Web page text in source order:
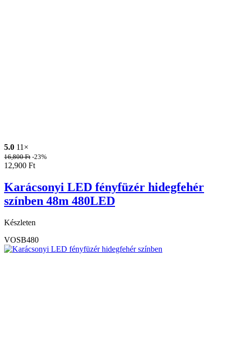
5.0 11×
16,800Ft -23%
12,900 Ft
Karácsonyi LED fényfüzér hidegfehér
színben 48m 480LED
Készleten
VOSB480